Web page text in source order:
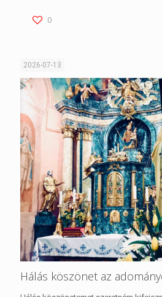
0
2026-07-13
Hálás köszönet az